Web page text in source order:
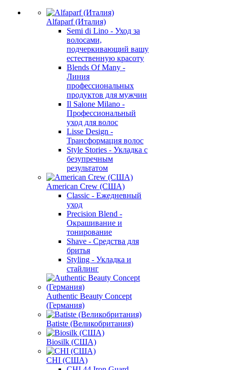
Alfaparf (Италия)
Semi di Lino - Уход за
волосами,
подчеркивающий вашу
естественную красоту
Blends Of Many -
Линия
профессиональных
продуктов для мужчин
Il Salone Milano -
Профессиональный
уход для волос
Lisse Design -
Трансформация волос
Style Stories - Укладка с
безупречным
результатом
American Crew (США)
Classic - Ежедневный
уход
Precision Blend -
Окрашивание и
тонирование
Shave - Средства для
бритья
Styling - Укладка и
стайлинг
Authentic Beauty Concept
(Германия)
Batiste (Великобритания)
Biosilk (США)
CHI (США)